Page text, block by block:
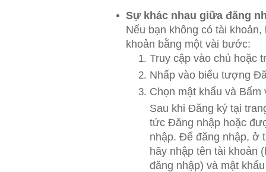
Sự khác nhau giữa đăng
Nếu bạn không có tài
khoản bằng một vài bước:
Truy cập vào chủ hoặc
Nhấp vào biểu tượng
Chọn mật khẩu và
Sau khi Đăng ký tại
tức Đăng nhập hoặc
nhập. Để đăng nhập, ở
hãy nhập tên tài khoản
đăng nhập) và mật